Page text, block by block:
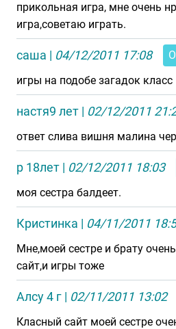
прикольная игра, мне очень
игра,советаю играть.
саша | 04/12/2011 17:08
игры на подобе загадок класс
настя9 лет | 02/12/2011
ответ слива вишня малина
р 18лет | 02/12/2011 18:03
моя сестра балдеет.
Кристинка | 04/11/2011
Мне,моей сестре и брату
сайт,и игры тоже
Алсу 4 г | 02/11/2011 13:02
Класный сайт моей сестре